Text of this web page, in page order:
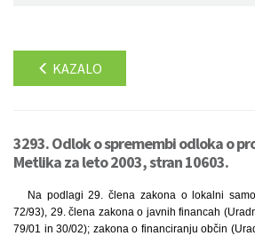
KAZALO
3293. Odlok o spremembi odloka o
Metlika za leto 2003, stran 10603.
Na podlagi 29. člena zakona o lokalni
72/93), 29. člena zakona o javnih financah
79/01 in 30/02); zakona o financiranju občin